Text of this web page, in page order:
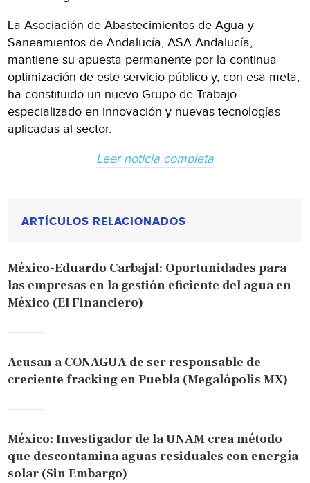
La Asociación de Abastecimientos de Agua y
Saneamientos de Andalucía, ASA Andalucía,
mantiene su apuesta permanente por la continua
optimización de este servicio público y, con esa meta,
ha constituido un nuevo Grupo de Trabajo
especializado en innovación y nuevas tecnologías
aplicadas al sector.
Leer noticia completa
ARTÍCULOS RELACIONADOS
México-Eduardo Carbajal: Oportunidades para
las empresas en la gestión eficiente del agua en
México (El Financiero)
Acusan a CONAGUA de ser responsable de
creciente fracking en Puebla (Megalópolis MX)
México: Investigador de la UNAM crea método
que descontamina aguas residuales con energía
solar (Sin Embargo)